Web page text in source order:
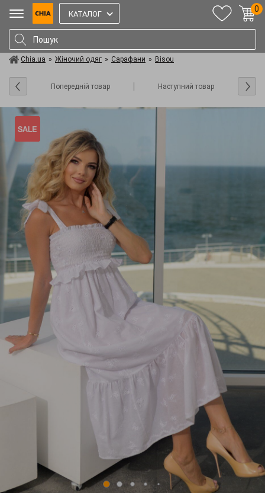
КАТАЛОГ
0
Chia.ua » Жіночий одяг » Сарафани » Bisou
Попередній товар Наступний товар